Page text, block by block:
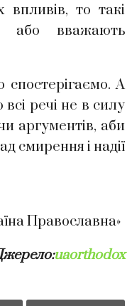
впливів, то такі
або вважають
А
речі не в силу
аргументів, аби
смирення і надії
Православна»
uaorthodox